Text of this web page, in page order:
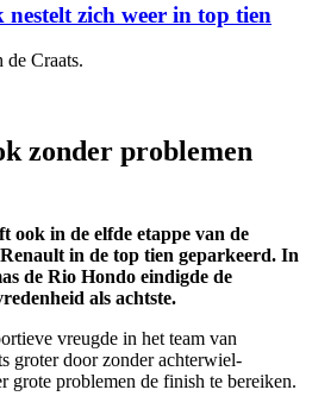
zich weer in top tien
de Craats.
zonder problemen
in de elfde etappe van de
in de top tien geparkeerd. In
de Rio Hondo eindigde de
als achtste.
vreugde in het team van
groter door zonder achterwiel-
grote problemen de finish te bereiken.